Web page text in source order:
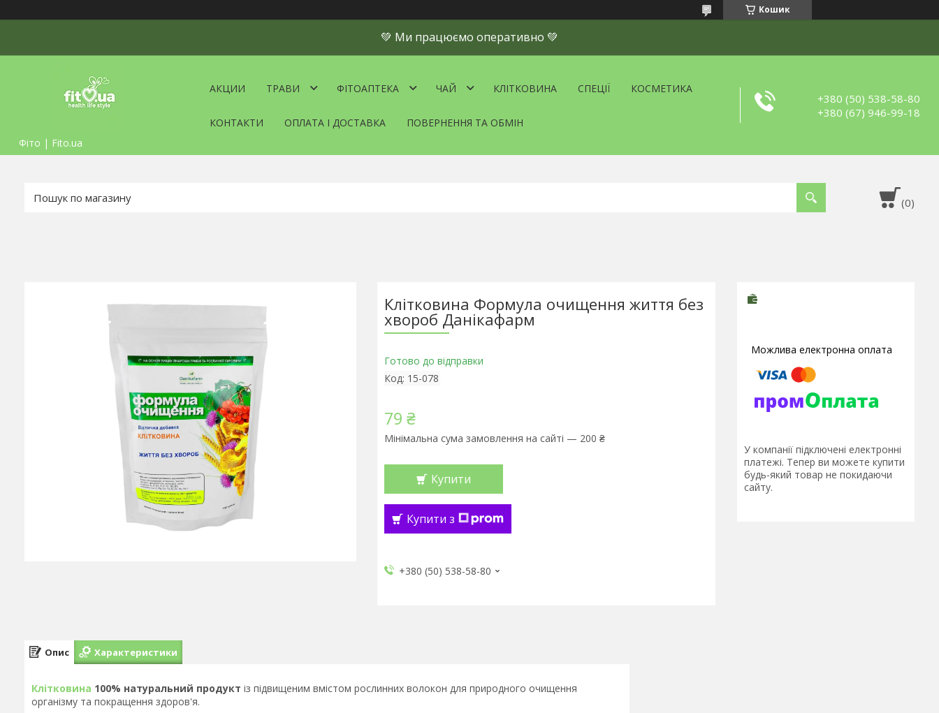
Кошик
💚 Ми працюємо оперативно 💚
Фіто | Fito.ua
АКЦИИ ТРАВИ ФІТОАПТЕКА ЧАЙ КЛІТКОВИНА СПЕЦІЇ КОСМЕТИКА
КОНТАКТИ ОПЛАТА І ДОСТАВКА ПОВЕРНЕННЯ ТА ОБМІН
+380 (50) 538-58-80
+380 (67) 946-99-18
Клітковина Формула очищення життя без
хвороб Данікафарм
Готово до відправки
Код: 15-078
79 ₴
Мінімальна сума замовлення на сайті — 200 ₴
Купити
Купити з
+380 (50) 538-58-80
У компанії підключені електронні
платежі. Тепер ви можете купити
будь-який товар не покидаючи
сайту.
Опис Характеристики
Клітковина 100% натуральний продукт із підвищеним вмістом рослинних волокон для природного очищення
організму та покращення здоров'я.